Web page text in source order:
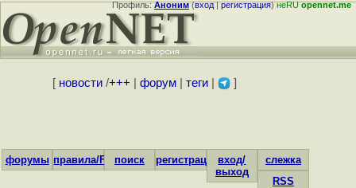
Профиль:Аноним(вход|регистрация)неRUopennet.me
[ новости/+++ форум| теги| ]
форумы правила/FAQпоиск регистрациявход/
выход
слежка
RSS